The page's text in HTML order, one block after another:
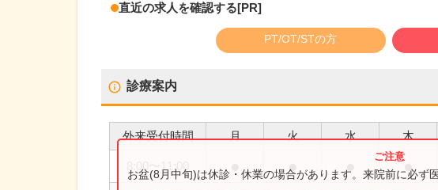
直近の求人を確認する[PR]
PT/OT/STの方
診療案内
外来受付時間 月 火 水 木
8:00 11:00 ● ● ●
お盆(8月中旬)は休診・休業の場合があります。来院前に必ず